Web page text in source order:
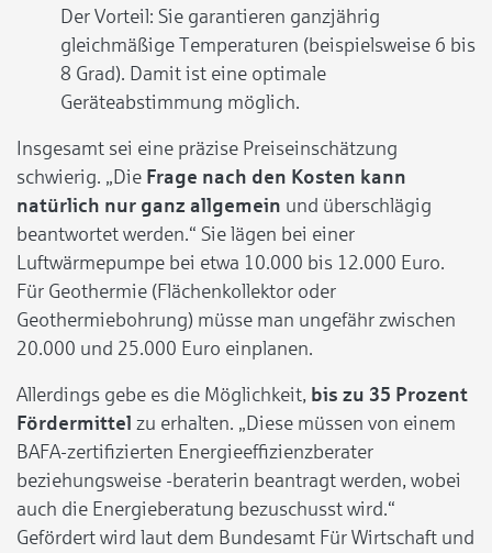
Der Vorteil: Sie garantieren ganzjährig
gleichmäßige Temperaturen (beispielsweise 6 bis
8 Grad). Damit ist eine optimale
Geräteabstimmung möglich.
Insgesamt sei eine präzise Preiseinschätzung
schwierig. „Die Frage nach den Kosten kann
natürlich nur ganz allgemein und überschlägig
beantwortet werden.“ Sie lägen bei einer
Luftwärmepumpe bei etwa 10.000 bis 12.000 Euro.
Für Geothermie (Flächenkollektor oder
Geothermiebohrung) müsse man ungefähr zwischen
20.000 und 25.000 Euro einplanen.
Allerdings gebe es die Möglichkeit, bis zu 35 Prozent
Fördermittel zu erhalten. „Diese müssen von einem
BAFA-zertifizierten Energieeffizienzberater
beziehungsweise -beraterin beantragt werden, wobei
auch die Energieberatung bezuschusst wird.“
Gefördert wird laut dem Bundesamt Für Wirtschaft und